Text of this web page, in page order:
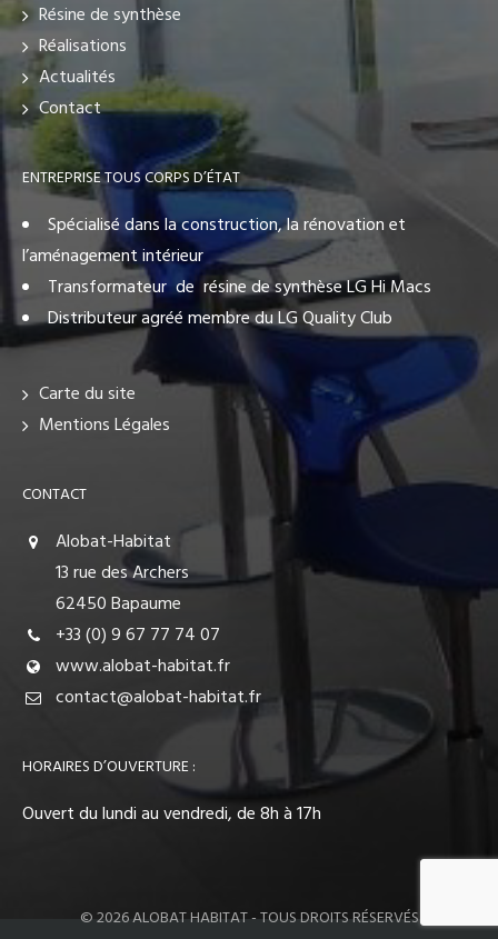
Résine de synthèse
Réalisations
Actualités
Contact
ENTREPRISE TOUS CORPS D’ÉTAT
Spécialisé dans la construction, la rénovation et
l’aménagement intérieur
Transformateur de résine de synthèse LG Hi Macs
Distributeur agréé membre du LG Quality Club
Carte du site
Mentions Légales
CONTACT
Alobat-Habitat
13 rue des Archers
62450 Bapaume
+33 (0) 9 67 77 74 07
www.alobat-habitat.fr
contact@alobat-habitat.fr
HORAIRES D’OUVERTURE :
Ouvert du lundi au vendredi, de 8h à 17h